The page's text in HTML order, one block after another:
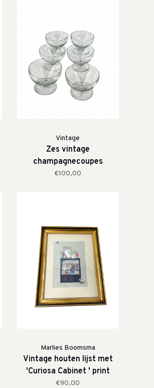
Vintage
Zes vintage
champagnecoupes
€100,00
Marlies Boomsma
Vintage houten lijst met
'Curiosa Cabinet ' print
€90,00